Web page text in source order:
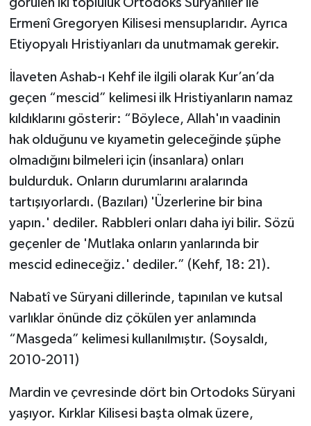
Ermenî Gregoryen Kilisesi mensuplarıdır. Ayrıca
Etiyopyalı Hristiyanları da unutmamak gerekir.
İlaveten Ashab-ı Kehf ile ilgili olarak Kur’an’da
geçen “mescid” kelimesi ilk Hristiyanların namaz
kıldıklarını gösterir: “Böylece, Allah'ın vaadinin
hak olduğunu ve kıyametin geleceğinde şüphe
olmadığını bilmeleri için (insanlara) onları
buldurduk. Onların durumlarını aralarında
tartışıyorlardı. (Bazıları) 'Üzerlerine bir bina
yapın.' dediler. Rabbleri onları daha iyi bilir. Sözü
geçenler de 'Mutlaka onların yanlarında bir
mescid edineceğiz.' dediler.” (Kehf, 18: 21).
Nabatî ve Süryani dillerinde, tapınılan ve kutsal
varlıklar önünde diz çökülen yer anlamında
“Masgeda” kelimesi kullanılmıştır. (Soysaldı,
2010-2011)
Mardin ve çevresinde dört bin Ortodoks Süryani
yaşıyor. Kırklar Kilisesi başta olmak üzere,